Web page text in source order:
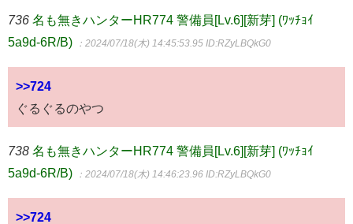
736 名も無きハンターHR774 警備員[Lv.6][新芽] (ﾜｯﾁｮｲ
5a9d-6R/B)
：2024/07/18(木) 14:45:53.95 ID:RZyLBQkG0
>>724
ぐるぐるのやつ
738 名も無きハンターHR774 警備員[Lv.6][新芽] (ﾜｯﾁｮｲ
5a9d-6R/B)
：2024/07/18(木) 14:46:23.96 ID:RZyLBQkG0
>>724